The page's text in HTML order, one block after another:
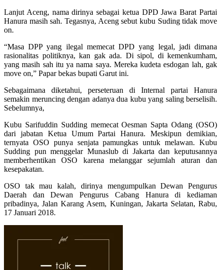
Lanjut Aceng, nama dirinya sebagai ketua DPD Jawa Barat Partai
Hanura masih sah. Tegasnya, Aceng sebut kubu Suding tidak move
on.
“Masa DPP yang ilegal memecat DPD yang legal, jadi dimana
rasionalitas politiknya, kan gak ada. Di sipol, di kemenkumham,
yang masih sah itu ya nama saya. Mereka kudeta esdogan lah, gak
move on,” Papar bekas bupati Garut ini.
Sebagaimana diketahui, perseteruan di Internal partai Hanura
semakin meruncing dengan adanya dua kubu yang saling berselisih.
Sebelumnya,
Kubu Sarifuddin Sudding memecat Oesman Sapta Odang (OSO)
dari jabatan Ketua Umum Partai Hanura. Meskipun demikian,
ternyata OSO punya senjata pamungkas untuk melawan. Kubu
Sudding pun menggelar Munaslub di Jakarta dan keputusannya
memberhentikan OSO karena melanggar sejumlah aturan dan
kesepakatan.
OSO tak mau kalah, dirinya mengumpulkan Dewan Pengurus
Daerah dan Dewan Pengurus Cabang Hanura di kediaman
pribadinya, Jalan Karang Asem, Kuningan, Jakarta Selatan, Rabu,
17 Januari 2018.